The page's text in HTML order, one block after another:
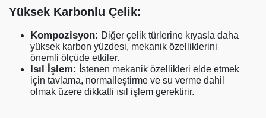
Yüksek Karbonlu Çelik:
Kompozisyon: Diğer çelik türlerine kıyasla daha
yüksek karbon yüzdesi, mekanik özelliklerini
önemli ölçüde etkiler.
Isıl İşlem: İstenen mekanik özellikleri elde etmek
için tavlama, normalleştirme ve su verme dahil
olmak üzere dikkatli ısıl işlem gerektirir.